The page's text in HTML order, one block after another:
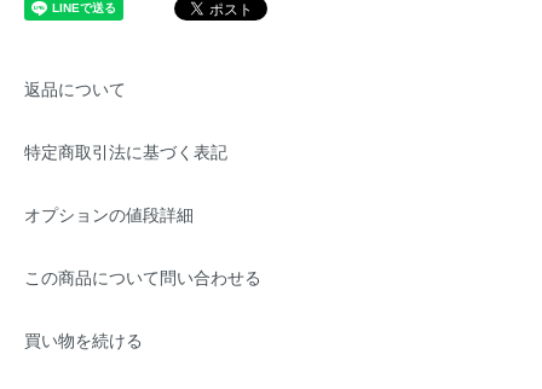
返品について
特定商取引法に基づく表記
オプションの値段詳細
この商品について問い合わせる
買い物を続ける